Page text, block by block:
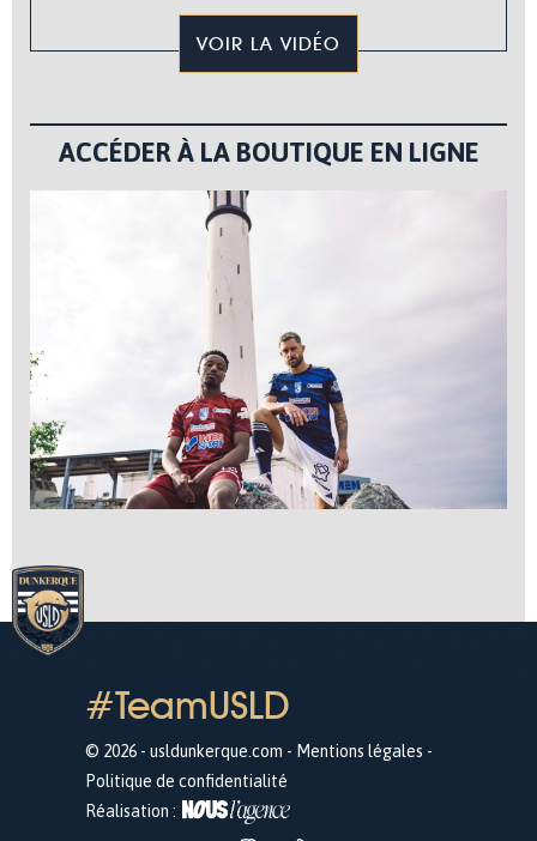
VOIR LA VIDÉO
ACCÉDER À LA BOUTIQUE EN LIGNE
#TeamUSLD
© 2026 - usldunkerque.com - Mentions légales -
Politique de confidentialité
Réalisation :